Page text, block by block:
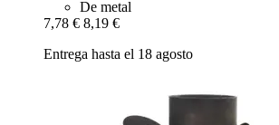
De metal
7,78 € 8,19 €
Entrega hasta el 18 agosto